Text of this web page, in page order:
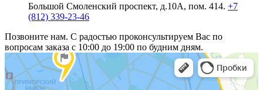
Большой Смоленский проспект, д.10А, пом. 414. +7
(812) 339-23-46
Позвоните нам. С радостью проконсультируем Вас по
вопросам заказа с 10:00 до 19:00 по будним дням.